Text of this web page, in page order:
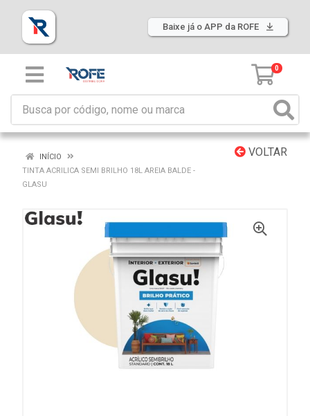
Baixe já o APP da ROFE
0
VOLTAR
INÍCIO
TINTA ACRILICA SEMI BRILHO 18L AREIA BALDE -
GLASU